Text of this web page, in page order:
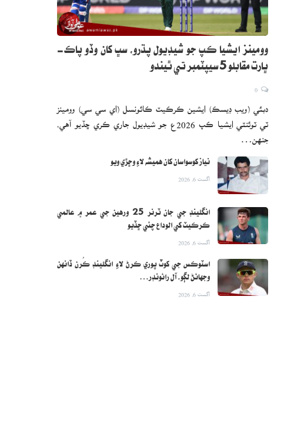
وومينز ايشيا ڪپ جو شيڊيول پڌرو، سڀ کان وڏو پاڪ-
ڀارت مقابلو 5 سيپٽمبر تي ٿيندو
دبئي (ويب ڊيسڪ) ايشين ڪرڪيٽ ڪائونسل (اي سي سي) وومينز
ٽي ٽوئنٽي ايشيا ڪپ 2026ع جو شيڊيول جاري ڪري ڇڏيو آهي،
نياز کوسواسان کان هميشه لاءِ وڇڙي ويو
اگست 6, 2026
انگلينڊ جي جان ٽرنر 25 ورهين جي عمر ۾ عالمي
ڪرڪيٽ کي الوداع چئي ڇڏيو
اگست 6, 2026
اسٽوڪس جي کوٽ پوري ڪرڻ لاءِ انگلينڊ ڪُرن ڏانهن
وجهائڻ لڳو، آل رائونڊر…
اگست 6, 2026